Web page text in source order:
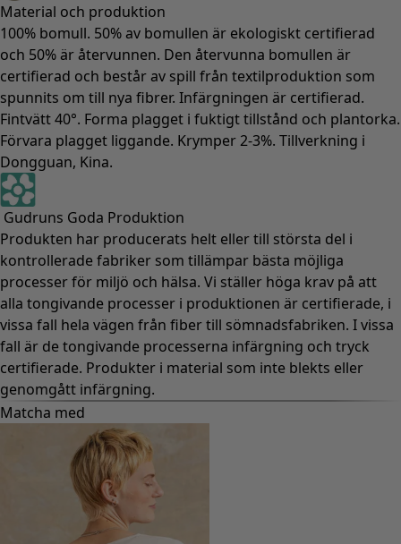
Material och produktion
100% bomull. 50% av bomullen är ekologiskt certifierad
och 50% är återvunnen. Den återvunna bomullen är
certifierad och består av spill från textilproduktion som
spunnits om till nya fibrer. Infärgningen är certifierad.
Fintvätt 40°. Forma plagget i fuktigt tillstånd och plantorka.
Förvara plagget liggande. Krymper 2-3%. Tillverkning i
Dongguan, Kina.
Gudruns Goda Produktion
Produkten har producerats helt eller till största del i
kontrollerade fabriker som tillämpar bästa möjliga
processer för miljö och hälsa. Vi ställer höga krav på att
alla tongivande processer i produktionen är certifierade, i
vissa fall hela vägen från fiber till sömnadsfabriken. I vissa
fall är de tongivande processerna infärgning och tryck
certifierade. Produkter i material som inte blekts eller
genomgått infärgning.
Matcha med